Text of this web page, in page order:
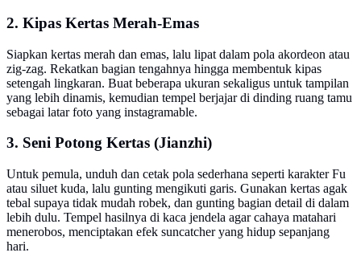
2. Kipas Kertas Merah-Emas
Siapkan kertas merah dan emas, lalu lipat dalam pola akordeon atau
zig-zag. Rekatkan bagian tengahnya hingga membentuk kipas
setengah lingkaran. Buat beberapa ukuran sekaligus untuk tampilan
yang lebih dinamis, kemudian tempel berjajar di dinding ruang tamu
sebagai latar foto yang instagramable.
3. Seni Potong Kertas (Jianzhi)
Untuk pemula, unduh dan cetak pola sederhana seperti karakter Fu
atau siluet kuda, lalu gunting mengikuti garis. Gunakan kertas agak
tebal supaya tidak mudah robek, dan gunting bagian detail di dalam
lebih dulu. Tempel hasilnya di kaca jendela agar cahaya matahari
menerobos, menciptakan efek suncatcher yang hidup sepanjang
hari.